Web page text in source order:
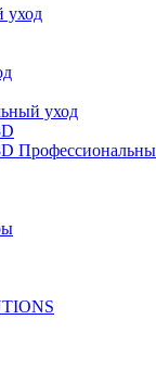
уход
уход